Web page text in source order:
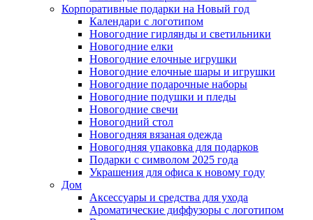
Корпоративные подарки на Новый год
Календари с логотипом
Новогодние гирлянды и светильники
Новогодние елки
Новогодние елочные игрушки
Новогодние елочные шары и игрушки
Новогодние подарочные наборы
Новогодние подушки и пледы
Новогодние свечи
Новогодний стол
Новогодняя вязаная одежда
Новогодняя упаковка для подарков
Подарки с символом 2025 года
Украшения для офиса к новому году
Дом
Аксессуары и средства для ухода
Ароматические диффузоры с логотипом